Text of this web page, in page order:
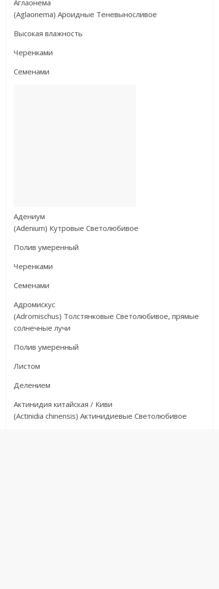
Аглаонема
(Aglaonema) Ароидные Теневыносливое
Высокая влажность
Черенками
Семенами
Адениум
(Adenium) Кутровые Светолюбивое
Полив умеренный
Черенками
Семенами
Адромискус
(Adromischus) Толстянковые Светолюбивое, прямые
солнечные лучи
Полив умеренный
Листом
Делением
Актинидия китайская / Киви
(Actinidia chinensis) Актинидиевые Светолюбивое